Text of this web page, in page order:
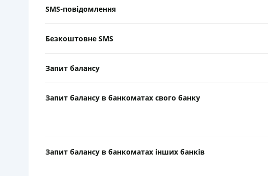
SMS-повідомлення
Безкоштовне SMS
Запит балансу
Запит балансу в банкоматах свого банку
Запит балансу в банкоматах інших банків